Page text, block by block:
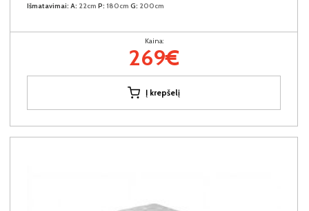
Išmatavimai: A: 22cm P: 180cm G: 200cm
Kaina:
269€
Į krepšelį